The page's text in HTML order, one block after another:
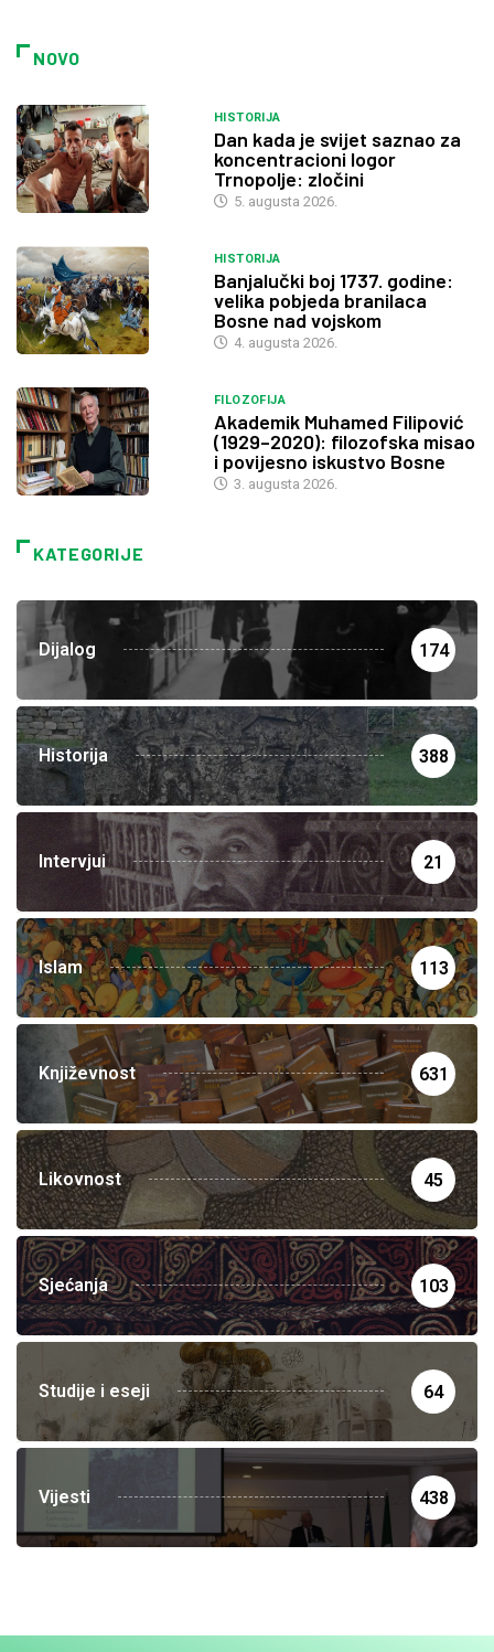
NOVO
HISTORIJA
Dan kada je svijet saznao za
koncentracioni logor
Trnopolje: zločini
5. augusta 2026.
HISTORIJA
Banjalučki boj 1737. godine:
velika pobjeda branilaca
Bosne nad vojskom
4. augusta 2026.
FILOZOFIJA
Akademik Muhamed Filipović
(1929–2020): filozofska misao
i povijesno iskustvo Bosne
3. augusta 2026.
KATEGORIJE
Dijalog 174
Historija 388
Intervjui 21
Islam 113
Književnost 631
Likovnost 45
Sjećanja 103
Studije i eseji 64
Vijesti 438